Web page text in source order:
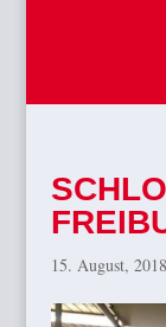
15. August, 2018